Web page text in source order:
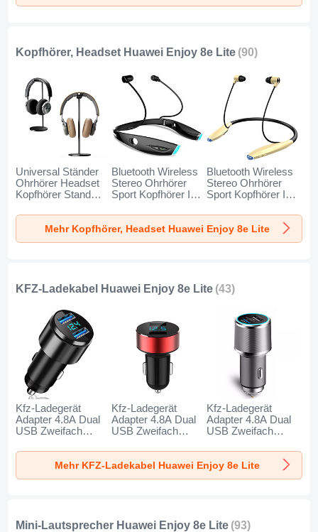
Kopfhörer, Headset Huawei Enjoy 8e Lite (90)
Universal Ständer
Ohrhörer Headset
Kopfhörer Stand
Enjoy 8e Lite
Schwarz
Bluetooth Wireless
Stereo Ohrhörer
Sport Kopfhörer In
für Huawei Enjoy
8e Lite Schwarz
Bluetooth Wireless
Stereo Ohrhörer
Sport Kopfhörer In
für Huawei Enjoy
8e Lite Gold
Mehr Kopfhörer, Headset Huawei Enjoy 8e Lite
KFZ-Ladekabel Huawei Enjoy 8e Lite (43)
Kfz-Ladegerät
Adapter 4.8A Dual
USB Zweifach
Charge Universal
K10 für Huawei
Enjoy 8e Lite
Kfz-Ladegerät
Adapter 4.8A Dual
USB Zweifach
Charge Universal
K07 für Huawei
Enjoy 8e Lite Rot
Kfz-Ladegerät
Adapter 4.8A Dual
USB Zweifach
Charge Universal
K08 für Huawei
Enjoy 8e Lite Silber
Mehr KFZ-Ladekabel Huawei Enjoy 8e Lite
Mini-Lautsprecher Huawei Enjoy 8e Lite (93)